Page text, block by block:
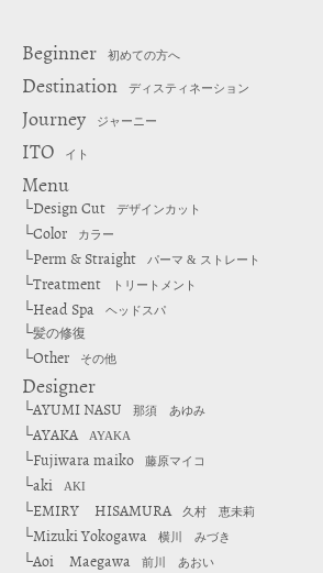
Beginner 初めての方へ
Destination ディスティネーション
Journey ジャーニー
ITO イト
Menu
└Design Cut デザインカット
└Color カラー
└Perm & Straight パーマ & ストレート
└Treatment トリートメント
└Head Spa ヘッドスパ
└髪の修復
└Other その他
Designer
└AYUMI NASU 那須 あゆみ
└AYAKA AYAKA
└Fujiwara maiko 藤原マイコ
└aki AKI
└EMIRY HISAMURA 久村 恵未莉
└Mizuki Yokogawa 横川 みづき
└Aoi Maegawa 前川 あおい